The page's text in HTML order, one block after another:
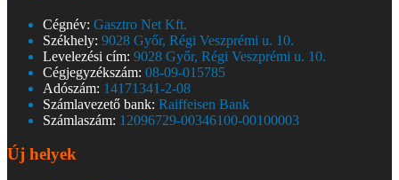
Cégnév: Gasztro Net Kft.
Székhely: 9028 Győr, Régi Veszprémi u. 10.
Levelezési cím: 9028 Győr, Régi Veszprémi u. 10.
Cégjegyzékszám: 08-09-015785
Adószám: 14171341-2-08
Számlavezető bank: Raiffeisen Bank
Számlaszám: 12096729-00346100-00100003
Új helyek